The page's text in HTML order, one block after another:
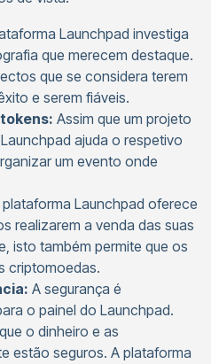
Launchpad investiga
que merecem destaque.
que se considera terem
e serem fiáveis.
Assim que um projeto
ajuda o respetivo
um evento onde
plataforma Launchpad oferece
realizarem a venda das suas
isto também permite que os
criptomoedas.
A segurança é
o painel do Launchpad.
o dinheiro e as
estão seguros. A plataforma